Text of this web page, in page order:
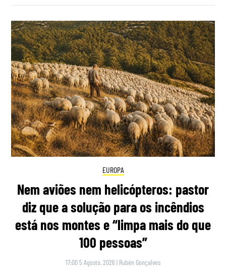
EUROPA
Nem aviões nem helicópteros: pastor
diz que a solução para os incêndios
está nos montes e “limpa mais do que
100 pessoas”
17:00 5 Agosto, 2026 | Rubén Gonçalves